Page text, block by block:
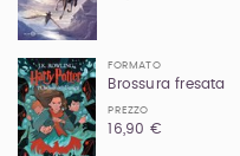
FORMATO
Brossura fresata
PREZZO
16,90 €